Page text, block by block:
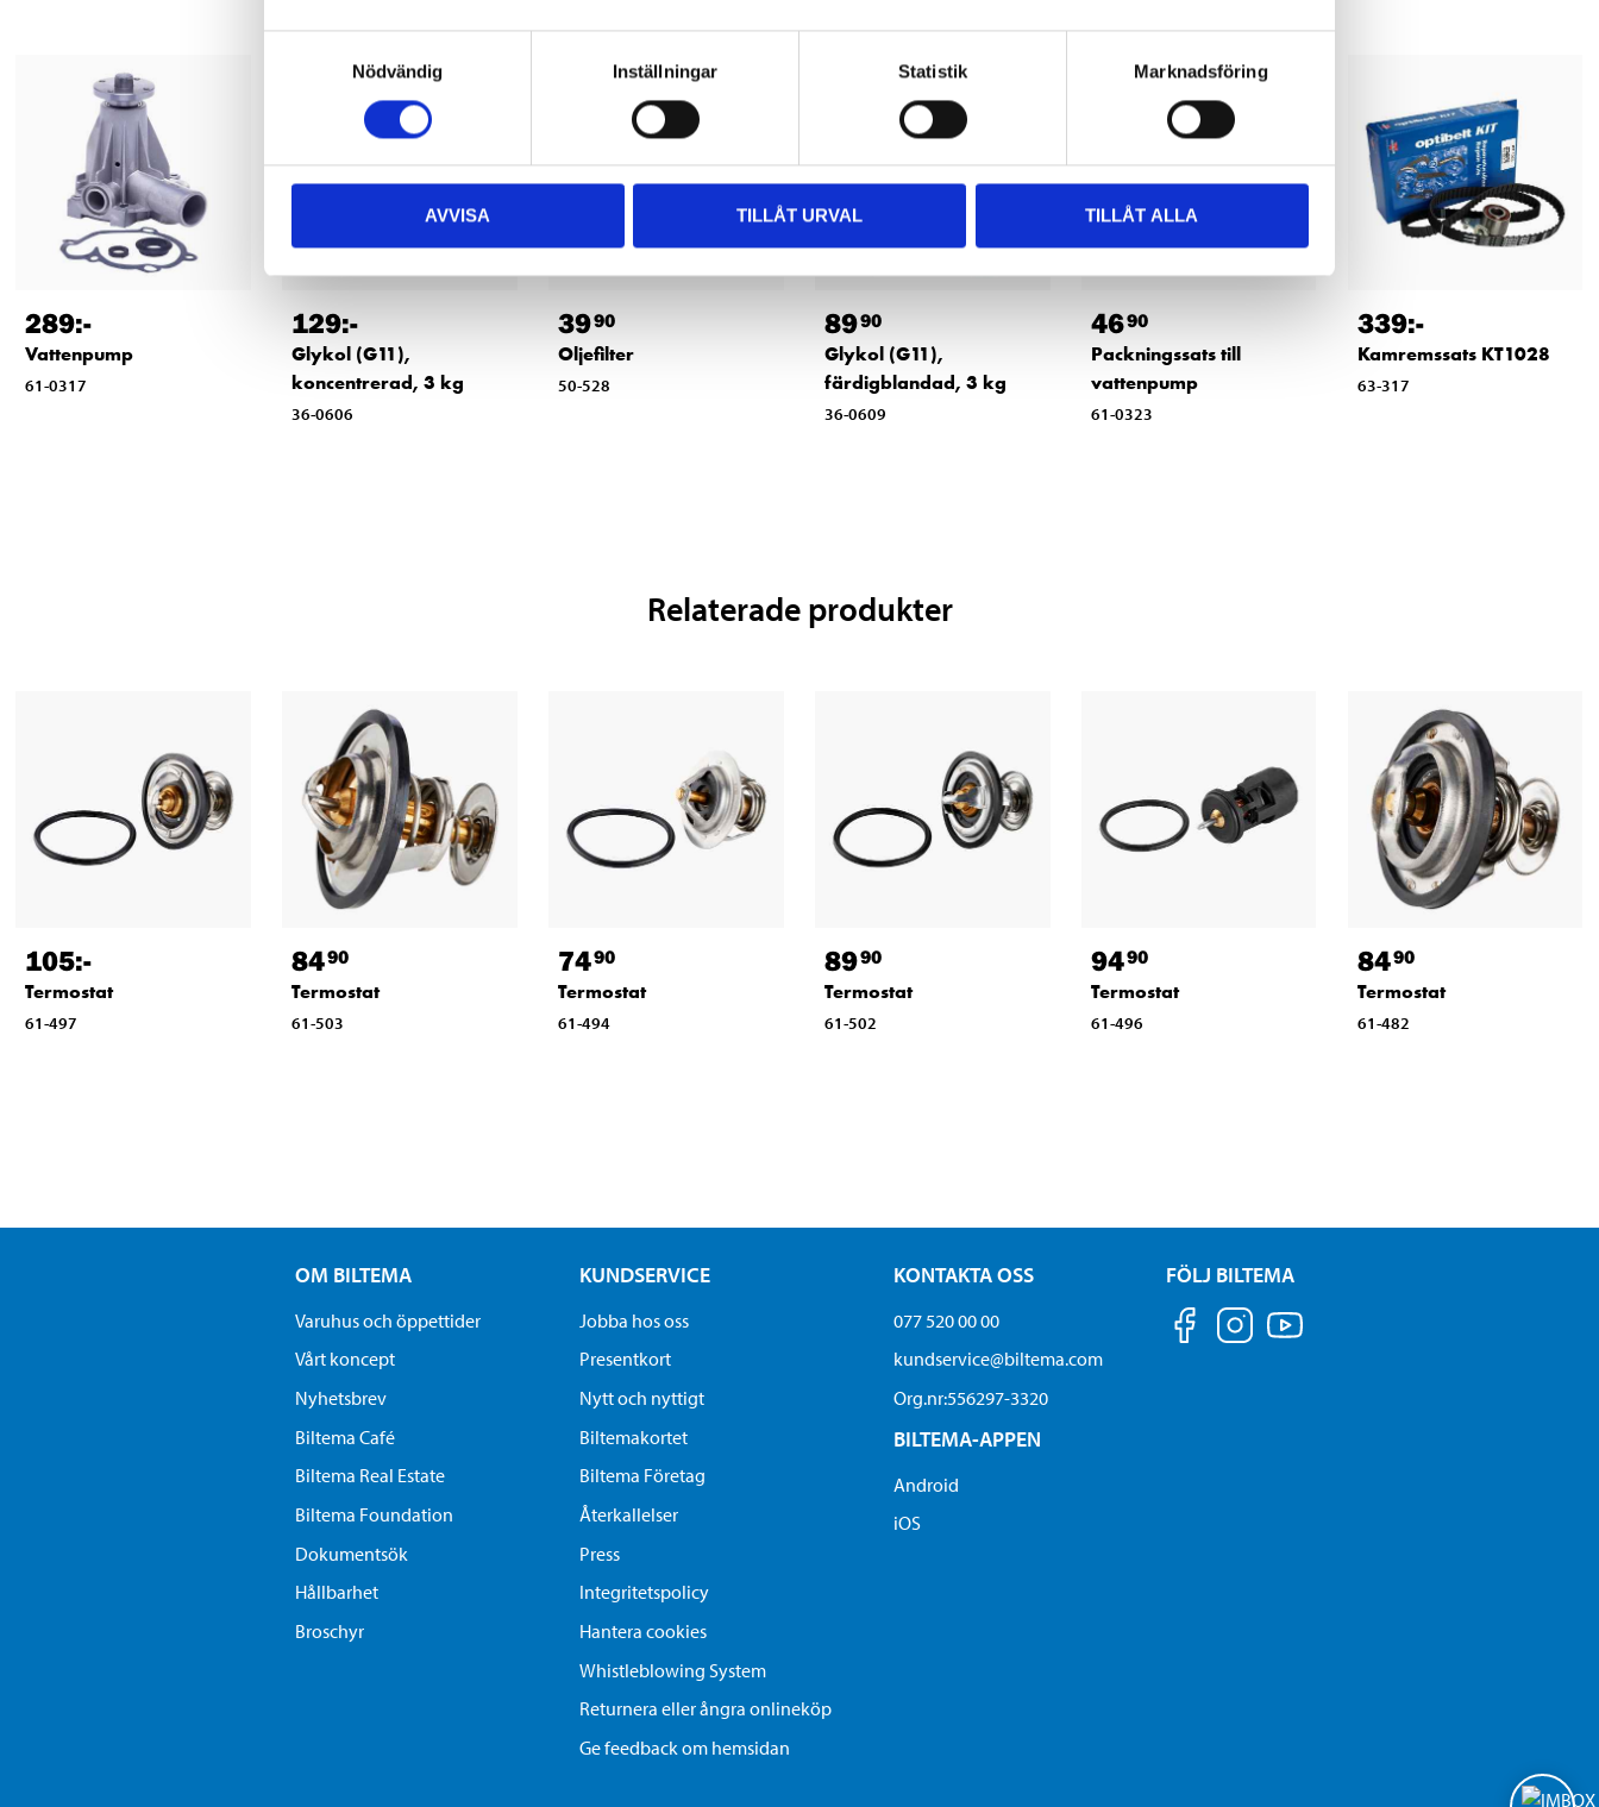
Nödvändig
Inställningar Statistik Marknadsföring
AVVISA TILLÅT URVAL TILLÅT ALLA
289:-
Vattenpump
61-0317
129:-
Glykol (G11),
koncentrerad, 3 kg
36-0606
3990
Oljefilter
50-528
8990
Glykol (G11),
färdigblandad, 3 kg
36-0609
4690
Packningssats till
vattenpump
61-0323
339:-
Kamremssats KT1028
63-317
Relaterade produkter
105:-
Termostat
61-497
8490
Termostat
61-503
7490
Termostat
61-494
8990
Termostat
61-502
9490
Termostat
61-496
8490
Termostat
61-482
OM BILTEMA
Varuhus och öppettider
Vårt koncept
Nyhetsbrev
Biltema Café
Biltema Real Estate
Biltema Foundation
Dokumentsök
Hållbarhet
Broschyr
KUNDSERVICE
Jobba hos oss
Presentkort
Nytt och nyttigt
Biltemakortet
Biltema Företag
Återkallelser
Press
Integritetspolicy
Hantera cookies
Whistleblowing System
Returnera eller ångra onlineköp
Ge feedback om hemsidan
KONTAKTA OSS
077 520 00 00
kundservice@biltema.com
Org.nr:556297-3320
BILTEMA-APPEN
Android
iOS
FÖLJ BILTEMA